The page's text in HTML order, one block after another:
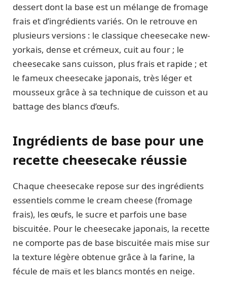
dessert dont la base est un mélange de fromage
frais et d’ingrédients variés. On le retrouve en
plusieurs versions : le classique cheesecake new-
yorkais, dense et crémeux, cuit au four ; le
cheesecake sans cuisson, plus frais et rapide ; et
le fameux cheesecake japonais, très léger et
mousseux grâce à sa technique de cuisson et au
battage des blancs d’œufs.
Ingrédients de base pour une
recette cheesecake réussie
Chaque cheesecake repose sur des ingrédients
essentiels comme le cream cheese (fromage
frais), les œufs, le sucre et parfois une base
biscuitée. Pour le cheesecake japonais, la recette
ne comporte pas de base biscuitée mais mise sur
la texture légère obtenue grâce à la farine, la
fécule de maïs et les blancs montés en neige.